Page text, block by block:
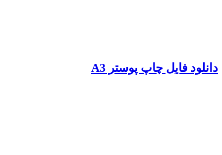
دانلود فایل چاپ پوستر A3